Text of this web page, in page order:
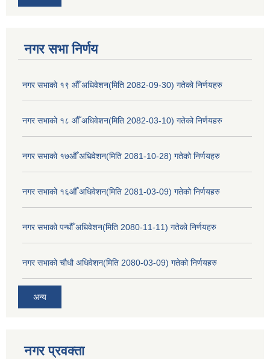
नगर सभा निर्णय
नगर सभाको १९ औँ अधिवेशन(मिति 2082-09-30) गतेको निर्णयहरु
नगर सभाको १८ औँ अधिवेशन(मिति 2082-03-10) गतेको निर्णयहरु
नगर सभाको १७औँ अधिवेशन(मिति 2081-10-28) गतेको निर्णयहरु
नगर सभाको १६औँ अधिवेशन(मिति 2081-03-09) गतेको निर्णयहरु
नगर सभाको पन्धौँ अधिवेशन(मिति 2080-11-11) गतेको निर्णयहरु
नगर सभाको चौधौ अधिवेशन(मिति 2080-03-09) गतेको निर्णयहरु
अन्य
नगर प्रव‌क्ता